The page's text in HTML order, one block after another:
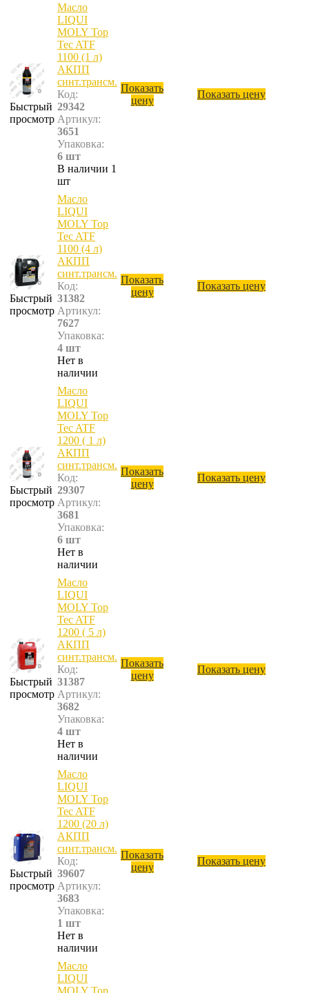
Быстрый
просмотр
Масло
LIQUI
MOLY Top
Tec ATF
1100 (1 л)
АКПП
синт.трансм.
Код:
29342
Артикул:
3651
Упаковка:
6 шт
В наличии 1
шт
Показать
цену
Показать цену
Быстрый
просмотр
Масло
LIQUI
MOLY Top
Tec ATF
1100 (4 л)
АКПП
синт.трансм.
Код:
31382
Артикул:
7627
Упаковка:
4 шт
Нет в
наличии
Показать
цену
Показать цену
Быстрый
просмотр
Масло
LIQUI
MOLY Top
Tec ATF
1200 ( 1 л)
АКПП
синт.трансм.
Код:
29307
Артикул:
3681
Упаковка:
6 шт
Нет в
наличии
Показать
цену
Показать цену
Быстрый
просмотр
Масло
LIQUI
MOLY Top
Tec ATF
1200 ( 5 л)
АКПП
синт.трансм.
Код:
31387
Артикул:
3682
Упаковка:
4 шт
Нет в
наличии
Показать
цену
Показать цену
Быстрый
просмотр
Масло
LIQUI
MOLY Top
Tec ATF
1200 (20 л)
АКПП
синт.трансм.
Код:
39607
Артикул:
3683
Упаковка:
1 шт
Нет в
наличии
Показать
цену
Показать цену
Масло
LIQUI
MOLY Top